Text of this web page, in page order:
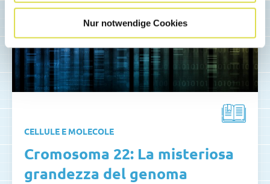
Nur notwendige Cookies
CELLULE E MOLECOLE
Cromosoma 22: La misteriosa
grandezza del genoma